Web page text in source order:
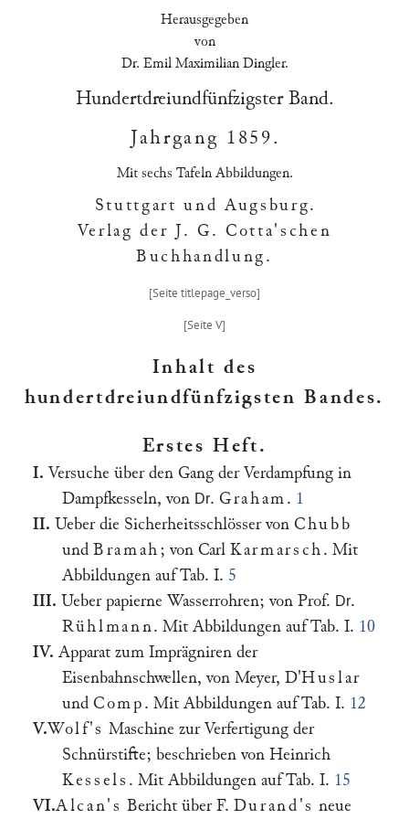
Herausgegeben
von
Dr. Emil Maximilian Dingler.
Hundertdreiundfünfzigster Band.
Jahrgang 1859.
Mit sechs Tafeln Abbildungen.
Stuttgart und Augsburg.
Verlag der J. G. Cotta'schen
Buchhandlung.
Inhalt des
hundertdreiundfünfzigsten Bandes.
Erstes Heft.
I. Versuche über den Gang der Verdampfung in
Dampfkesseln, von Dr. Graham . 1
II. Ueber die Sicherheitsschlösser von Chubb
und Bramah ; von Carl Karmarsch . Mit
Abbildungen auf Tab. I. 5
III. Ueber papierne Wasserrohren; von Prof. Dr.
Rühlmann. Mit Abbildungen auf Tab. I. 10
IV. Apparat zum Imprägniren der
Eisenbahnschwellen, von Meyer, D'Huslar
und Comp . Mit Abbildungen auf Tab. I. 12
V.Wolf's Maschine zur Verfertigung der
Schnürstifte; beschrieben von Heinrich
Kessels . Mit Abbildungen auf Tab. I. 15
VI.Alcan's Bericht über F. Durand's neue